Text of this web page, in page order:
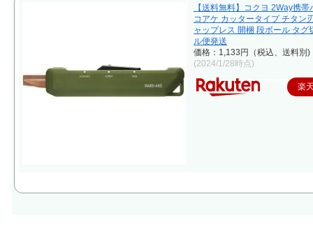
【送料無料】コクヨ 2Way携帯
コアケ カッタータイプ チタン
ャップレス 開梱 段ボール タグ
ル便発送
価格：1,133円（税込、送料別)
(2024/1/28時点)
楽